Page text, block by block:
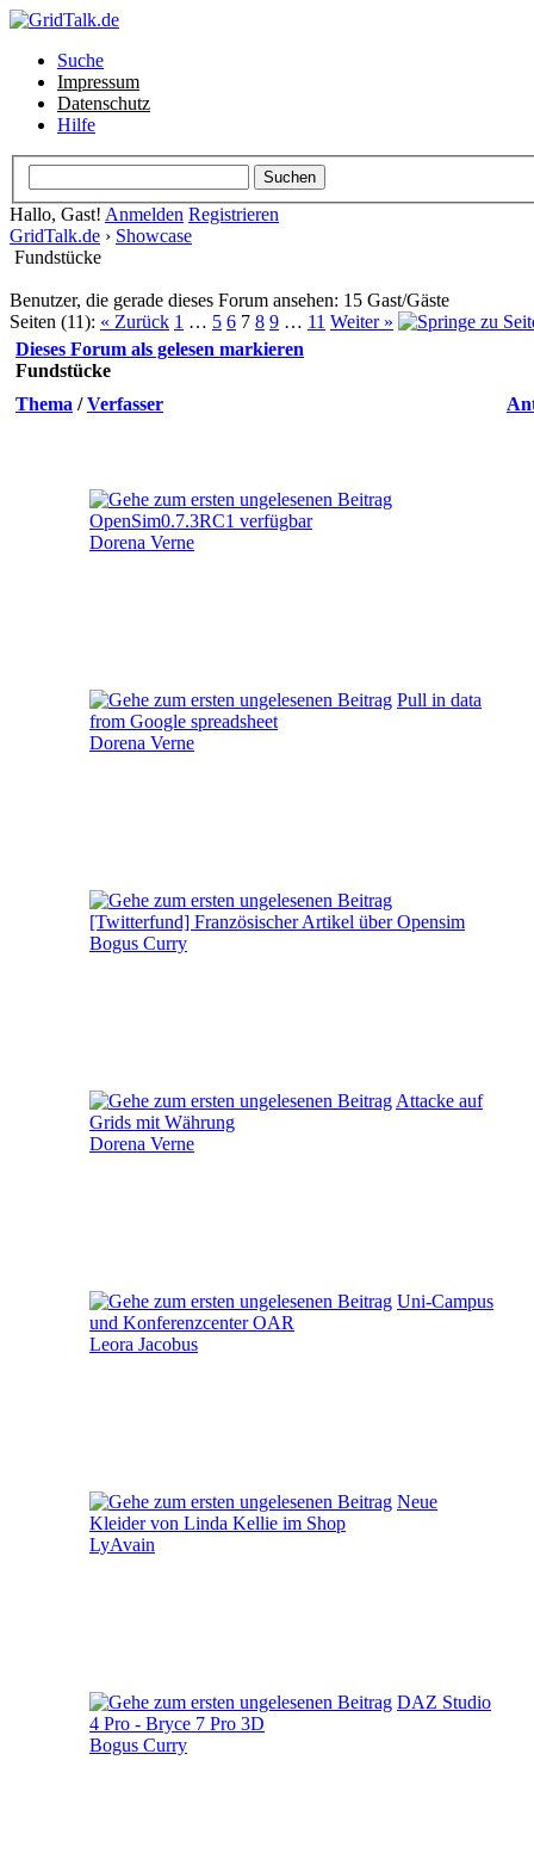
Suche
Impressum
Datenschutz
Hilfe
Hallo, Gast! Anmelden Registrieren
GridTalk.de › Showcase
Fundstücke
Benutzer, die gerade dieses Forum ansehen: 15 Gast/Gäste
Seiten (11): « Zurück 1 … 5 6 7 8 9 … 11 Weiter »
Dieses Forum als gelesen markieren
Fundstücke
Thema /Verfasser
OpenSim0.7.3RC1 verfügbar
Dorena Verne
Pull in data
from Google spreadsheet
Dorena Verne
[Twitterfund] Französischer Artikel über Opensim
Bogus Curry
Attacke auf
Grids mit Währung
Dorena Verne
Uni-Campus
und Konferenzcenter OAR
Leora Jacobus
Neue
Kleider von Linda Kellie im Shop
LyAvain
DAZ Studio
4 Pro - Bryce 7 Pro 3D
Bogus Curry